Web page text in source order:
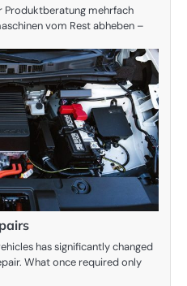
Produktberatung mehrfach
vom Rest abheben –
has significantly changed
What once required only